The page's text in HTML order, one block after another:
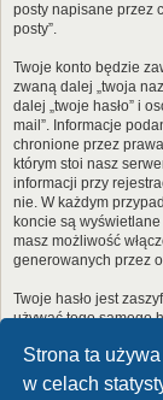
Strona ta
w celach
posty napisane przez
posty”.
Twoje konto będzie
zwaną dalej „twoja
dalej „twoje hasło” i
mail”. Informacje
chronione przez
którym stoi nasz
informacji przy
nie. W każdym
koncie są
masz możliwość
generowanych przez
Twoje hasło jest
używać tego samego
umożliwia dostęp do
w żadnym wypadku
pamiętam hasła”.
e-mail. Po podaniu